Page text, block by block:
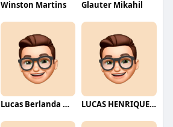
Winston Martins Glauter Mikahil
Lucas Berlanda Moraes LUCAS HENRIQUE RIBEIRO